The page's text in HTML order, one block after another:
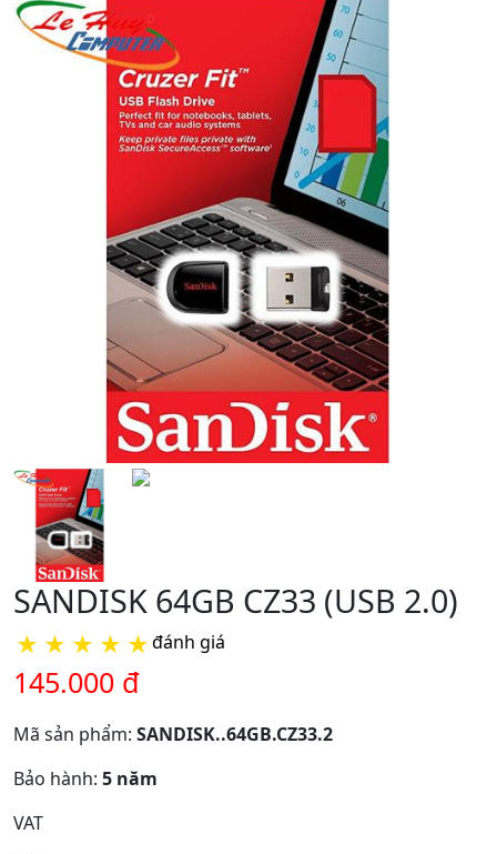
SANDISK 64GB CZ33 (USB 2.0)
★ ★ ★ ★ ★đánh giá
145.000 đ
Mã sản phẩm: SANDISK..64GB.CZ33.2
Bảo hành: 5 năm
VAT